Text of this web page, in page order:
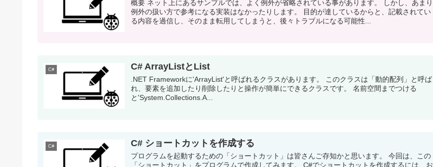
概要 ネット上にあるサンプルでは、よく例外が省略されている事があります。 しかし、あまり
例外の扱い方で参考になる実装はなかったりします。 目的が達しているからと、記載されてい
る内容を過信し、そのまま転用してしまうと、後々トラブルになる可能性...
C# C# ArrayListとList
.NET Frameworkに'ArrayList'と呼ばれるクラスがあります。 このクラスは「動的配列」と呼ば
れ、要素を追加したり削除したりと操作が簡単にできるクラスです。 名前空間までつける
と'System.Collections.A...
C# C# ショートカットを作成する
プログラムを起動するための「ショートカット」は皆さんご存知かと思います。 今回は、この
「ショートカット」をプログラムで作成してみます。 C#でショートカットを作成するには、お